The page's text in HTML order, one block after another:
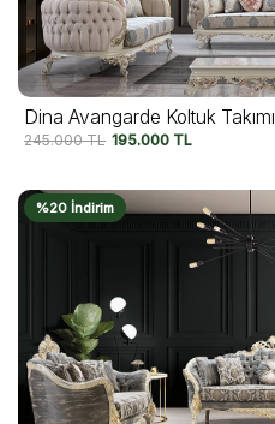
Dina Avangarde Koltuk Takımı
245.000TL 195.000 TL
%20 İndirim